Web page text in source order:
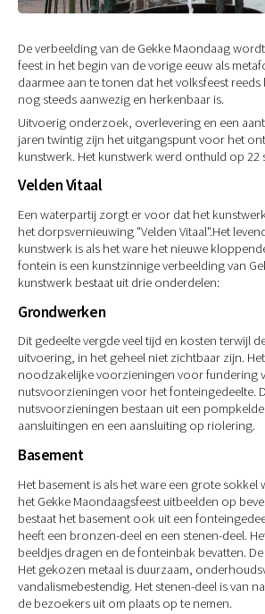
De verbeelding van de Gekke Maondaag
feest in het begin van de vorige eeuw als
daarmee aan te tonen dat het volksfeest reeds
nog steeds aanwezig en herkenbaar is.
Uitvoerig onderzoek, overlevering en een
jaren twintig zijn het uitgangspunt voor het
kunstwerk. Het kunstwerk werd onthuld op 22
Velden Vitaal
Een waterpartij zorgt er voor dat het
het dorpsvernieuwing "Velden Vitaal".Het
kunstwerk is als het ware het nieuwe
fontein is een kunstzinnige verbeelding van
kunstwerk bestaat uit drie onderdelen:
Grondwerken
Dit gedeelte vergde veel tijd en kosten terwijl
uitvoering, in het geheel niet zichtbaar zijn.
noodzakelijke voorzieningen voor fundering
nutsvoorzieningen voor het fonteingedeelte.
nutsvoorzieningen bestaan uit een
aansluitingen en een aansluiting op riolering.
Basement
Het basement is als het ware een grote sokkel
het Gekke Maondaagsfeest uitbeelden op
bestaat het basement ook uit een
heeft een bronzen-deel en een stenen-deel.
beeldjes dragen en de fonteinbak bevatten.
Het gekozen metaal is duurzaam,
vandalismebestendig. Het stenen-deel is van
de bezoekers uit om plaats op te nemen.